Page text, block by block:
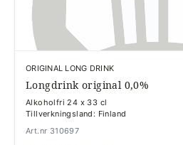
ORIGINAL LONG DRINK
Longdrink original 0,0%
Alkoholfri 24 x 33 cl
Tillverkningsland: Finland
Art.nr 310697